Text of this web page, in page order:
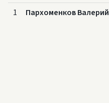
1 Пархоменков Валерий